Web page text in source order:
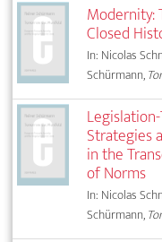
Modernity:
Closed
In: Nicolas
Schürmann,
Strategies
in the
of Norms
In: Nicolas
Schürmann,